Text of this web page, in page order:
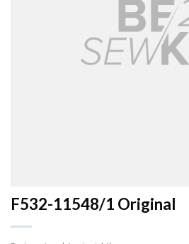
F532-11548/1 Original